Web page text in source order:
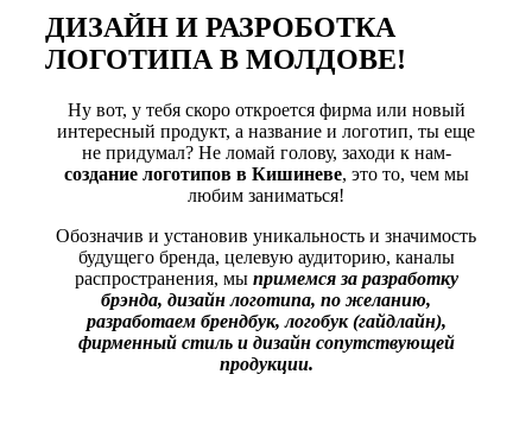
ДИЗАЙН И РАЗРОБОТКА
ЛОГОТИПА В МОЛДОВЕ!
Ну вот, у тебя скоро откроется фирма или новый
интересный продукт, а название и логотип, ты еще
не придумал? Не ломай голову, заходи к нам-
создание логотипов в Кишиневе, это то, чем мы
любим заниматься!
Обозначив и установив уникальность и значимость
будущего бренда, целевую аудиторию, каналы
распространения, мы примемся за разработку
брэнда, дизайн логотипа, по желанию,
разработаем брендбук, логобук (гайдлайн),
фирменный стиль и дизайн сопутствующей
продукции.